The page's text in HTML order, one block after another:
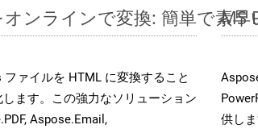
ンラインで変換: 簡単で素早
ァイルを HTML に変換すること
ます。この強力なソリューション
Aspose.Email,
MS
供し